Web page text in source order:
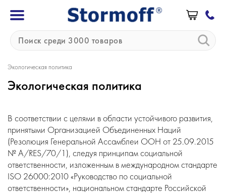
Экологическая политика
Экологическая политика
В соответствии с целями в области устойчивого развития,
принятыми Организацией Объединенных Наций
(Резолюция Генеральной Ассамблеи ООН от 25.09.2015
№ A/RES/70/1), следуя принципам социальной
ответственности, изложенным в международном стандарте
ISO 26000:2010 «Руководство по социальной
ответственности», национальном стандарте Российской